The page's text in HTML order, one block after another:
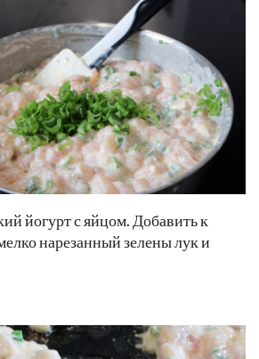
йогурт с яйцом. Добавить к
нарезанный зелены лук и